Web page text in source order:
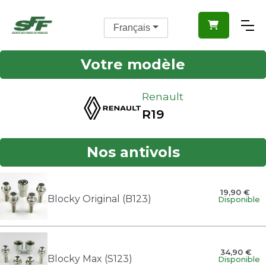

Votre modèle
Renault
R19
Nos antivols
Blocky Original (B123)
19,90 €
Disponible
Blocky Max (S123)
34,90 €
Disponible
Français